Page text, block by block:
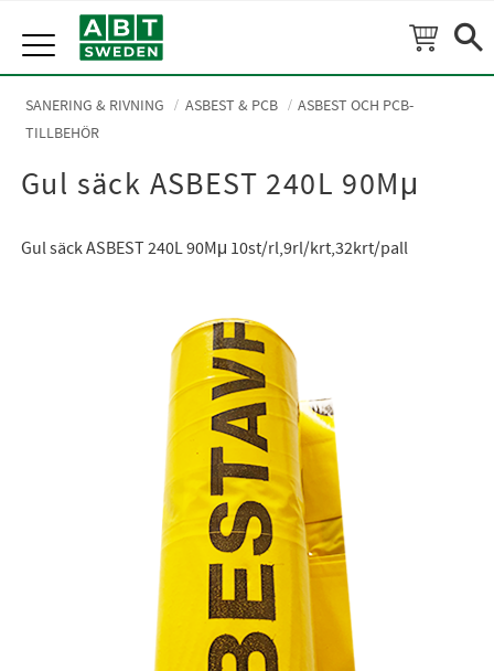
Meny
SANERING & RIVNING ASBEST & PCB
ASBEST OCH PCB-
TILLBEHÖR
Gul säck ASBEST 240L 90Mμ
Gul säck ASBEST 240L 90Mμ 10st/rl,9rl/krt,32krt/pall